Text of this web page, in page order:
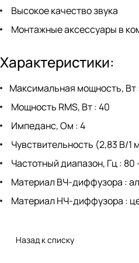
Высокое качество звука
Монтажные аксессуары в
Характеристики:
Максимальная мощность, Вт
Мощность RMS, Вт : 40
Импеданс, Ом : 4
Чувствительность (2,83 В/1
Частотный диапазон, Гц : 80
Материал ВЧ-диффузора :
Материал НЧ-диффузора :
Назад к списку